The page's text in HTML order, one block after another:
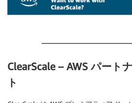
ClearScale – AWS パート
ト